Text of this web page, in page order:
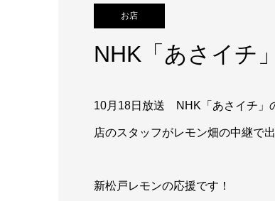
お店
NHK「あさイチ
10月18日放送 NHK「あさイチ」
店のスタッフがレモン畑の中継で出
新松戸レモンの応援です！